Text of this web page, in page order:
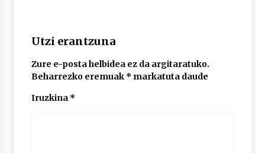
MUSIBLA #297: Bide, Boards Of Canada, Somak,
Tiga, Twisted Teens, Underscores, Habia
2026/07/02
Utzi erantzuna
Zure e-posta helbidea ez da argitaratuko.
Beharrezko eremuak * markatuta daude
Iruzkina *